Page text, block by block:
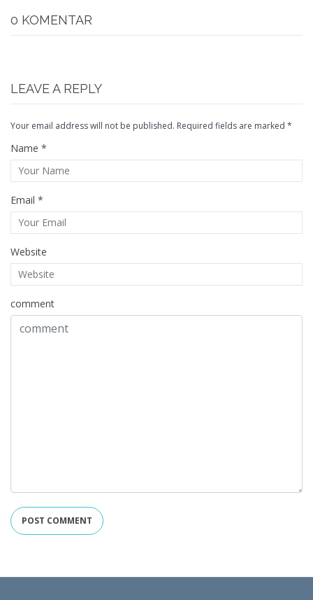
0 KOMENTAR
LEAVE A REPLY
Your email address will not be published. Required fields are marked *
Name *
Email *
Website
comment